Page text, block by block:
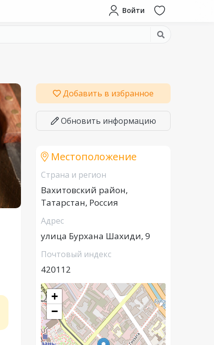
Войти
Добавить в избранное
Обновить информацию
Местоположение
Страна и регион
Вахитовский район,
Татарстан, Россия
Адрес
улица Бурхана Шахиди, 9
Почтовый индекс
420112
+
−